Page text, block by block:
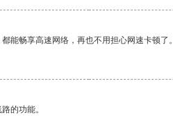
能畅享高速网络，再也不用担心网速卡顿了。
的功能。